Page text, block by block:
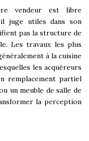
vendeur est libre
juge utiles dans son
pas la structure de
Les travaux les plus
à la cuisine
les acquéreurs
remplacement partiel
un meuble de salle de
la perception